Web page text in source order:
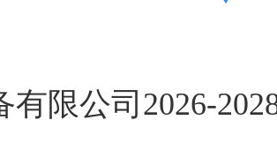
限公司2026-